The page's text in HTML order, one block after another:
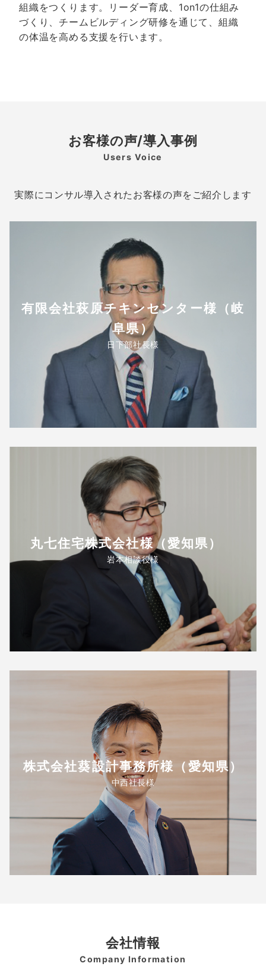
組織をつくります。リーダー育成、1on1の仕組み
づくり、チームビルディング研修を通じて、組織
の体温を高める支援を行います。
お客様の声/導入事例
Users Voice
実際にコンサル導入されたお客様の声をご紹介します
有限会社萩原チキンセンター様（岐
阜県）
日下部社長様
丸七住宅株式会社様（愛知県）
岩本相談役様
株式会社葵設計事務所様（愛知県）
中西社長様
会社情報
Company Information